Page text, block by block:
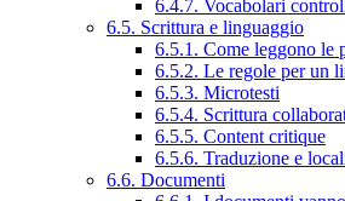
6.4.7. Vocabolari
6.5. Scrittura e linguaggio
6.5.1. Come leggono le
6.5.2. Le regole per un
6.5.3. Microtesti
6.5.4. Scrittura
6.5.5. Content critique
6.5.6. Traduzione e
6.6. Documenti